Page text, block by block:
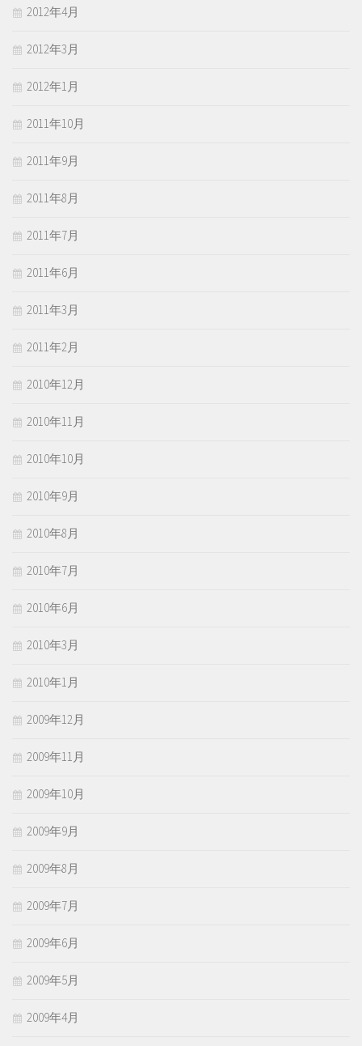
2012年4月
2012年3月
2012年1月
2011年10月
2011年9月
2011年8月
2011年7月
2011年6月
2011年3月
2011年2月
2010年12月
2010年11月
2010年10月
2010年9月
2010年8月
2010年7月
2010年6月
2010年3月
2010年1月
2009年12月
2009年11月
2009年10月
2009年9月
2009年8月
2009年7月
2009年6月
2009年5月
2009年4月